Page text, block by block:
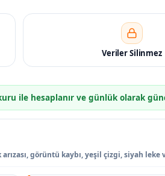
Veriler Silinmez
ile hesaplanır ve günlük olarak
görüntü kaybı, yeşil çizgi, siyah